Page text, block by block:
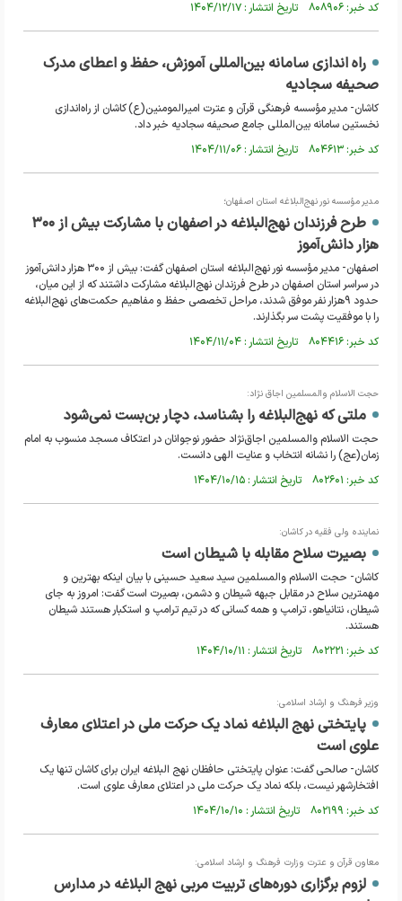
کد خبر: ۸۰۸۹۰۶ تاریخ انتشار : ۱۴۰۴/۱۲/۱۷
راه اندازی سامانه بین‌المللی آموزش، حفظ و اعطای مدرک
صحیفه سجادیه
کاشان- مدیر مؤسسه فرهنگی قرآن و عترت امیرالمومنین(ع) کاشان از راه‌اندازی
نخستین سامانه بین‌المللی جامع صحیفه سجادیه خبر داد.
کد خبر: ۸۰۴۶۱۳ تاریخ انتشار : ۱۴۰۴/۱۱/۰۶
مدیر مؤسسه نور نهج‌البلاغه استان اصفهان؛
طرح فرزندان نهج‌البلاغه در اصفهان با مشارکت بیش از ۳۰۰
هزار دانش‌آموز
اصفهان- مدیر مؤسسه نور نهج‌البلاغه استان اصفهان گفت: بیش از ۳۰۰ هزار دانش‌آموز
در سراسر استان اصفهان در طرح فرزندان نهج‌البلاغه مشارکت داشتند که از این میان،
حدود ۹هزار نفر موفق شدند، مراحل تخصصی حفظ و مفاهیم حکمت‌های نهج‌البلاغه
را با موفقیت پشت سر بگذارند.
کد خبر: ۸۰۴۴۱۶ تاریخ انتشار : ۱۴۰۴/۱۱/۰۴
حجت الاسلام والمسلمین اجاق نژاد:
ملتی که نهج‌البلاغه را بشناسد، دچار بن‌بست نمی‌شود
حجت الاسلام والمسلمین اجاق‌نژاد حضور نوجوانان در اعتکاف مسجد منسوب به امام
زمان(عج) را نشانه انتخاب و عنایت الهی دانست.
کد خبر: ۸۰۲۶۰۱ تاریخ انتشار : ۱۴۰۴/۱۰/۱۵
نماینده ولی فقیه در کاشان:
بصیرت سلاح مقابله با شیطان است
کاشان- حجت الاسلام والمسلمین سید سعید حسینی با بیان اینکه بهترین و
مهمترین سلاح در مقابل جبهه شیطان و دشمن، بصیرت است گفت: امروز به جای
شیطان، نتانیاهو، ترامپ و همه کسانی که در تیم ترامپ و استکبار هستند شیطان
هستند.
کد خبر: ۸۰۲۲۲۱ تاریخ انتشار : ۱۴۰۴/۱۰/۱۱
وزیر فرهنگ و ارشاد اسلامی:
پایتختی نهج البلاغه نماد یک حرکت ملی در اعتلای معارف
علوی است
کاشان- صالحی گفت: عنوان پایتختی حافظان نهج البلاغه ایران برای کاشان تنها یک
افتخارشهر نیست، بلکه نماد یک حرکت ملی در اعتلای معارف علوی است.
کد خبر: ۸۰۲۱۹۹ تاریخ انتشار : ۱۴۰۴/۱۰/۱۰
معاون قرآن و عترت وزارت فرهنگ و ارشاد اسلامی:
لزوم برگزاری دوره‌های تربیت مربی نهج البلاغه در مدارس